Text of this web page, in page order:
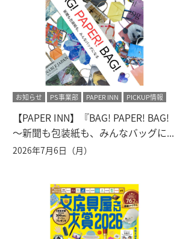
お知らせ PS事業部 PAPER INN PICKUP情報
【PAPER INN】『BAG! PAPER! BAG!
～新聞も包装紙も、みんなバッグに...
2026年7月6日（月）